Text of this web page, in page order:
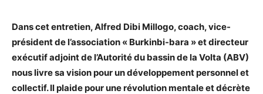
Dans cet entretien, Alfred Dibi Millogo, coach, vice-
président de l’association « Burkinbi-bara » et directeur
exécutif adjoint de l’Autorité du bassin de la Volta (ABV)
nous livre sa vision pour un développement personnel et
collectif. Il plaide pour une révolution mentale et décrète